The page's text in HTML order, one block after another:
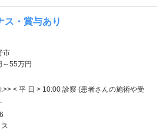
ス・賞与あり
市
～55万円
>> < 平 日 > 10:00 診察 (患者さんの施術や受